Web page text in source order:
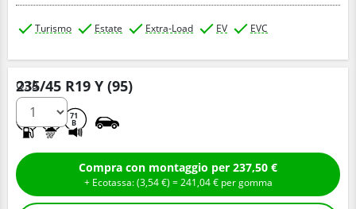
Turismo Estate Extra-Load EV EVC
235/45 R19 Y (95)
71
B
Q.tà
Compra con montaggio per 237,50 €
+ Ecotassa: (3,54€ ) =241,04€ per gomma